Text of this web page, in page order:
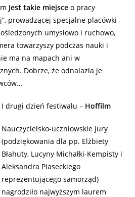
Jest takie miejsce o pracy
prowadzącej specjalne placówki
umysłowo i ruchowo,
towarzyszy podczas nauki i
ma na mapach ani w
Dobrze, że odnalazła je
I drugi dzień festiwalu – Hoffilm
Nauczycielsko-uczniowskie jury
(podziękowania dla pp. Elżbiety
Błahuty, Lucyny Michałki-Kempisty i
Aleksandra Piaseckiego
reprezentującego samorząd)
nagrodziło najwyższym laurem